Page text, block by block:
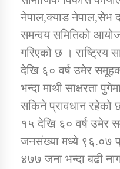
कार्यक्रम
नेपाल,क्याड नेपाल,सेभ
समन्वय समितिको
गरिएको छ । राष्ट्रिय
देखि ६० वर्ष उमेर
भन्दा माथी साक्षरता
सकिने प्रावधान रहेको
१५ देखि ६० वर्ष उमेर
जनसंख्या मध्ये ९६.०७
४७७ जना भन्दा बढी